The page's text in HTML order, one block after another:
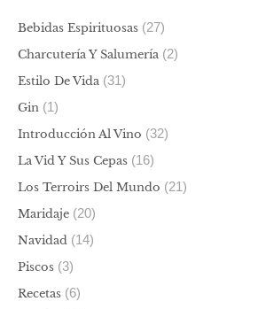
Bebidas Espirituosas (27)
Charcutería Y Salumería (2)
Estilo De Vida (31)
Gin (1)
Introducción Al Vino (32)
La Vid Y Sus Cepas (16)
Los Terroirs Del Mundo (21)
Maridaje (20)
Navidad (14)
Piscos (3)
Recetas (6)